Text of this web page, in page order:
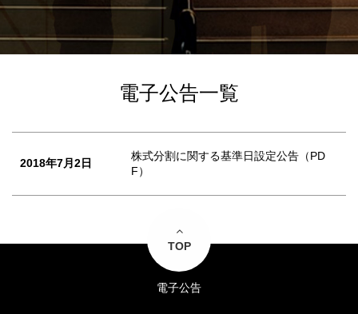
電子公告一覧
2018年7月2日
株式分割に関する基準日設定公告（PD
F）
TOP
電子公告